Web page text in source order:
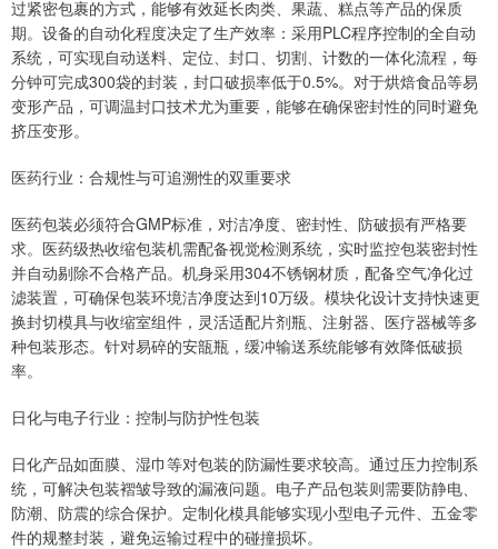
过紧密包裹的方式，能够有效延长肉类、果蔬、糕点等产品的保质
期。设备的自动化程度决定了生产效率：采用PLC程序控制的全自动
系统，可实现自动送料、定位、封口、切割、计数的一体化流程，每
分钟可完成300袋的封装，封口破损率低于0.5%。对于烘焙食品等易
变形产品，可调温封口技术尤为重要，能够在确保密封性的同时避免
挤压变形。
医药行业：合规性与可追溯性的双重要求
医药包装必须符合GMP标准，对洁净度、密封性、防破损有严格要
求。医药级热收缩包装机需配备视觉检测系统，实时监控包装密封性
并自动剔除不合格产品。机身采用304不锈钢材质，配备空气净化过
滤装置，可确保包装环境洁净度达到10万级。模块化设计支持快速更
换封切模具与收缩室组件，灵活适配片剂瓶、注射器、医疗器械等多
种包装形态。针对易碎的安瓿瓶，缓冲输送系统能够有效降低破损
率。
日化与电子行业：控制与防护性包装
日化产品如面膜、湿巾等对包装的防漏性要求较高。通过压力控制系
统，可解决包装褶皱导致的漏液问题。电子产品包装则需要防静电、
防潮、防震的综合保护。定制化模具能够实现小型电子元件、五金零
件的规整封装，避免运输过程中的碰撞损坏。